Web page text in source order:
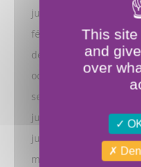
juillet 2024
février 2024
décembre 2023
octobre 2023
septembre 2023
juillet 2023
juillet 2022
mars 2022
This
and
over